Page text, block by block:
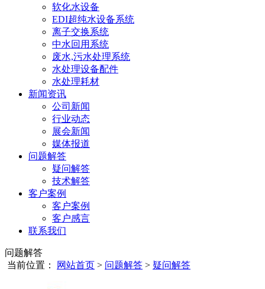
软化水设备
EDI超纯水设备系统
离子交换系统
中水回用系统
废水,污水处理系统
水处理设备配件
水处理耗材
新闻资讯
公司新闻
行业动态
展会新闻
媒体报道
问题解答
疑问解答
技术解答
客户案例
客户案例
客户感言
联系我们
问题解答
当前位置：
网站首页 > 问题解答 > 疑问解答